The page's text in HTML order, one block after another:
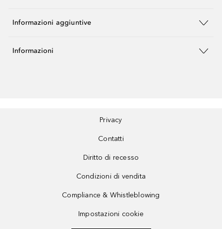
Informazioni aggiuntive
Informazioni
Privacy
Contatti
Diritto di recesso
Condizioni di vendita
Compliance & Whistleblowing
Impostazioni cookie